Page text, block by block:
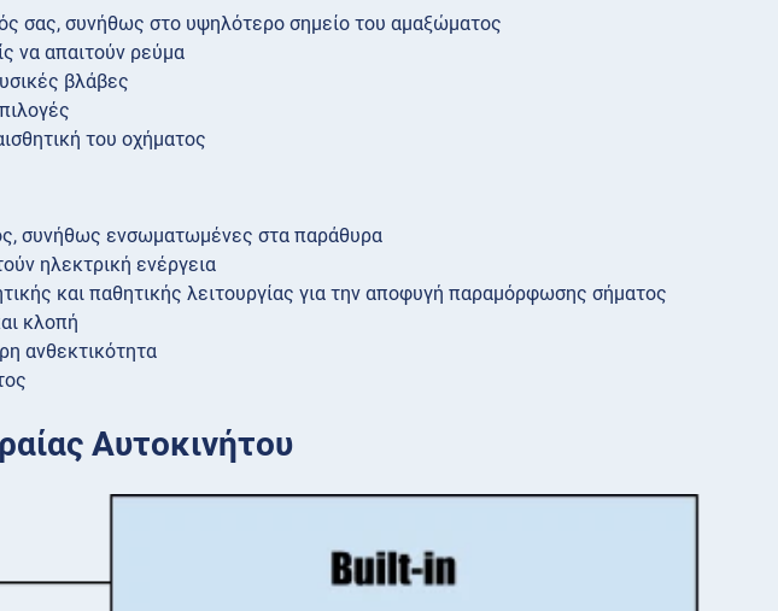
σας, συνήθως στο υψηλότερο σημείο του αμαξώματος
να απαιτούν ρεύμα
βλάβες
του οχήματος
συνήθως ενσωματωμένες στα παράθυρα
ηλεκτρική ενέργεια
και παθητικής λειτουργίας για την αποφυγή παραμόρφωσης σήματος
κλοπή
ανθεκτικότητα
Αυτοκινήτου